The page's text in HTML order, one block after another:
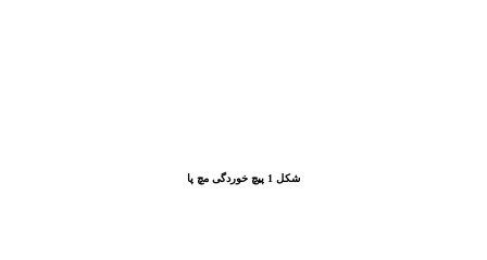
شکل 1 پیچ خوردگی مچ پا